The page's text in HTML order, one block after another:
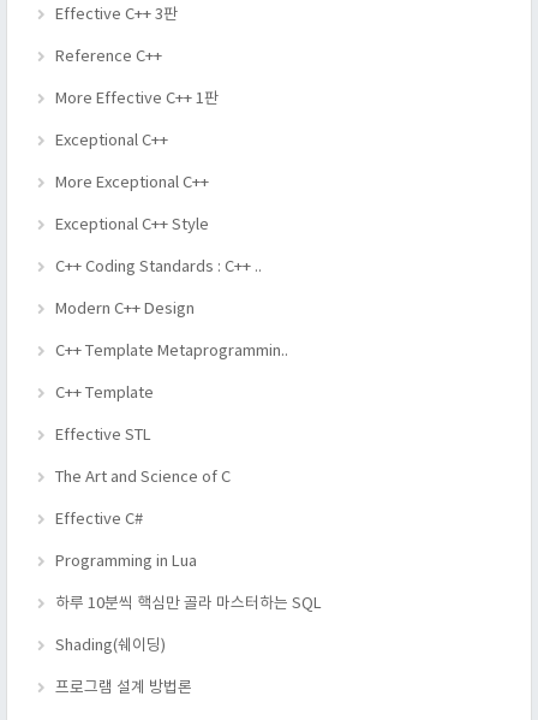
Effective C++ 3판
Reference C++
More Effective C++ 1판
Exceptional C++
More Exceptional C++
Exceptional C++ Style
C++ Coding Standards : C++ ..
Modern C++ Design
C++ Template Metaprogrammin..
C++ Template
Effective STL
The Art and Science of C
Effective C#
Programming in Lua
하루 10분씩 핵심만 골라 마스터하는 SQL
Shading(쉐이딩)
프로그램 설계 방법론